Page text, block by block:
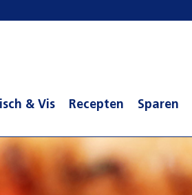
& Vis Recepten Sparen